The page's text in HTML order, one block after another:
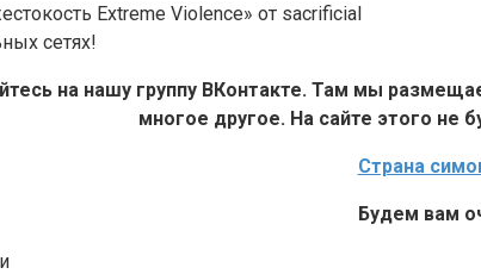
Extreme Violence» от sacrificial
сетях!
на нашу группу ВКонтакте. Там мы
многое другое. На сайте этого не
Страна
Будем вам